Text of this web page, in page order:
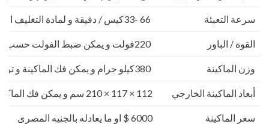
سرعة التعبئة
القوة / الباور 220فولت و يمكن ضبط الفولت حسب الكهرباء المتاحه 2.5 كيلو وات
وزن الماكينة 380كيلو جرام و يمكن فك الماكينة و تركيبها في اي مكان
أبعاد الماكينة الخارجي 112 × 117 × 210 سم و يمكن فك الماكينة و تركيبها في اي مكان
سعر الماكينة 6000 $ او ما يعادله بالجنيه المصرى